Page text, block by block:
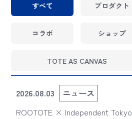
すべて プロダクト
コラボ ショップ
TOTE AS CANVAS
2026.08.03
ニュース
ROOTOTE × Independent